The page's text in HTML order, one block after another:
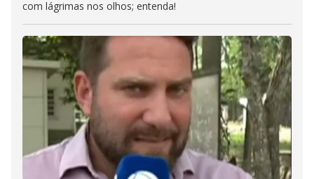
com lágrimas nos olhos; entenda!